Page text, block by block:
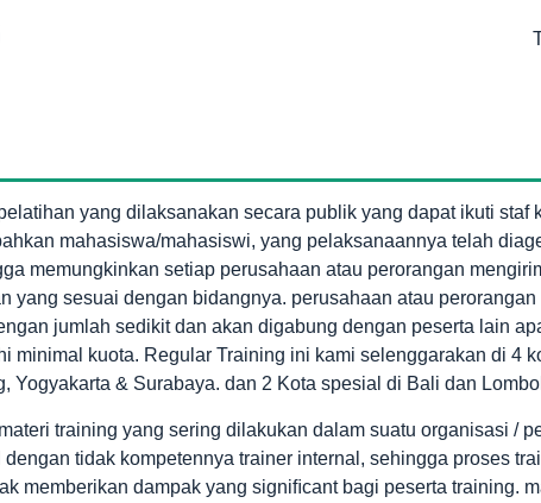
yang dilaksanakan secara publik yang dapat ikuti staf
mahasiswa/mahasiswi, yang pelaksanaannya telah
memungkinkan setiap perusahaan atau perorangan
yang sesuai dengan bidangnya. perusahaan atau perorangan
jumlah sedikit dan akan digabung dengan peserta lain
minimal kuota. Regular Training ini kami selenggarakan di 4
Yogyakarta & Surabaya. dan 2 Kota spesial di Bali dan
training yang sering dilakukan dalam suatu organisasi /
tidak kompetennya trainer internal, sehingga proses
memberikan dampak yang signiﬁcant bagi peserta training.